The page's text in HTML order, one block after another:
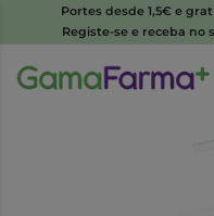
Portes desde 1,5€ e
Registe-se e receba no